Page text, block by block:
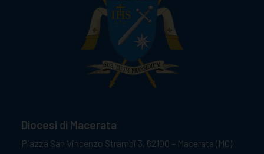
Diocesi di Macerata
Piazza San Vincenzo Strambi 3, 62100 – Macerata (MC)